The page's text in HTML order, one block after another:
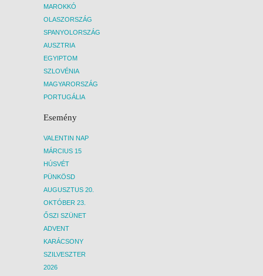
MAROKKÓ
OLASZORSZÁG
SPANYOLORSZÁG
AUSZTRIA
EGYIPTOM
SZLOVÉNIA
MAGYARORSZÁG
PORTUGÁLIA
Esemény
VALENTIN NAP
MÁRCIUS 15
HÚSVÉT
PÜNKÖSD
AUGUSZTUS 20.
OKTÓBER 23.
ŐSZI SZÜNET
ADVENT
KARÁCSONY
SZILVESZTER
2026